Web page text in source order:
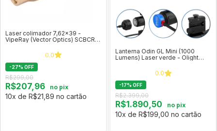
Laser colimador 7,62x39 -
VipeRay (Vector Optics) SCBCR-
0.0
-27% OFF
R$299,00
R$207,96 no pix
10x de R$21,89 no cartão
Lanterna Odin GL Mini (1000
Lumens) Laser verde - Olight
0.0
-17% OFF
R$2.399,00
R$1.890,50 no pix
10x de R$199,00 no cartão